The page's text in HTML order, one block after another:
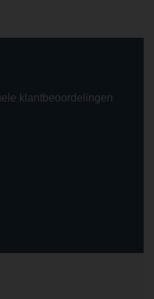
klantbeoordelingen